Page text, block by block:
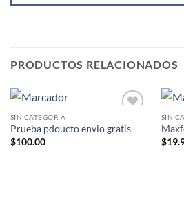
PRODUCTOS RELACIONADOS
a la
SIN CATEGORÍA
Prueba pdoucto envio gratis
$100.00
SIN
$